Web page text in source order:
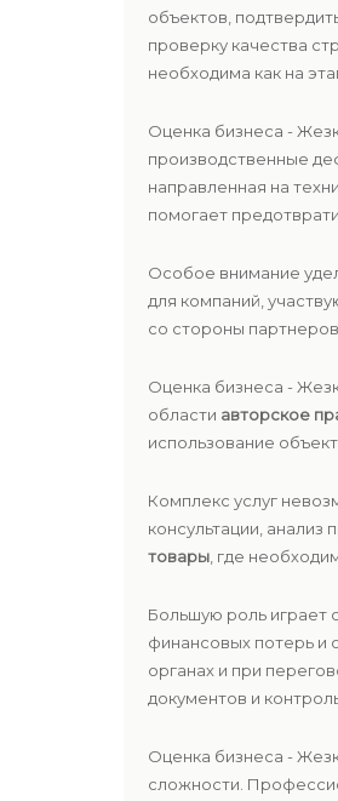
объектов,
проверку качества
необходима как на
Оценка бизнеса -
производственные
направленная на
помогает
Особое внимание
для компаний,
со стороны
Оценка бизнеса -
области авторское
использование
Комплекс услуг
консультации,
товары , где
Большую роль играет
финансовых потерь и
органах и при
документов и
Оценка бизнеса -
сложности.